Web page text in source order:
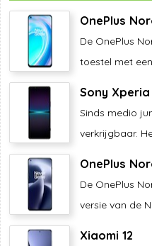
OnePlus
De OnePlus
toestel met
Sony Xperia
Sinds medio
verkrijgbaar.
OnePlus
De OnePlus
versie van de
Xiaomi 12